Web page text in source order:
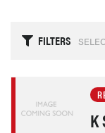
FILTERS
K